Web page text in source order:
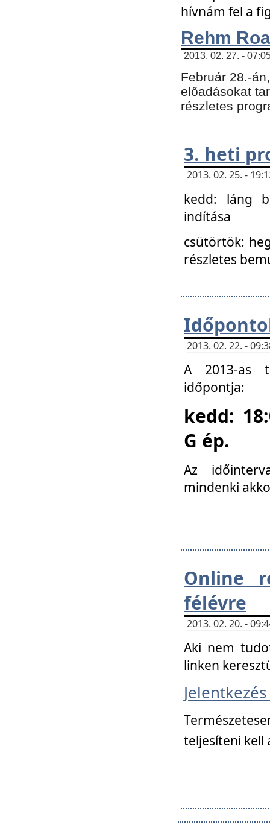
hívnám fel a
Rehm
2013. 02. 27. -
Február 28.-
előadásokat
részletes
3. heti
2013. 02. 25. -
kedd: láng
indítása
csütörtök:
részletes
2013. 02. 22. -
A 2013-as
időpontja:
kedd:
G ép.
Az
mindenki
Online
félévre
2013. 02. 20. -
Aki nem
linken
Jelentkezés
teljesíteni kell